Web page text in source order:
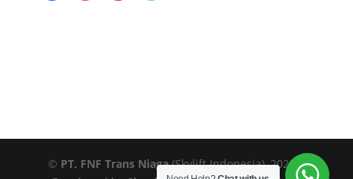
© PT. FNF Trans Niaga(Skylift Indonesia), 2023 |